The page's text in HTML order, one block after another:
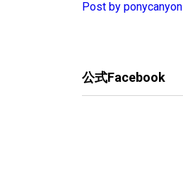
Post by ponycanyon
公式Facebook